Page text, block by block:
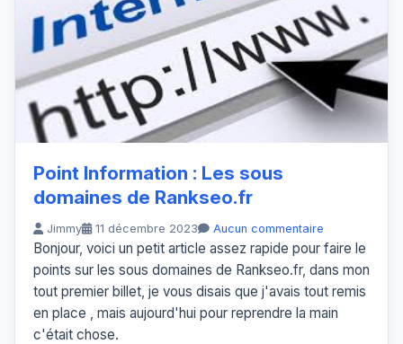
Point Information : Les sous
domaines de Rankseo.fr
Jimmy 11 décembre 2023 Aucun commentaire
Bonjour, voici un petit article assez rapide pour faire le
points sur les sous domaines de Rankseo.fr, dans mon
tout premier billet, je vous disais que j'avais tout remis
en place , mais aujourd'hui pour reprendre la main
c'était chose.